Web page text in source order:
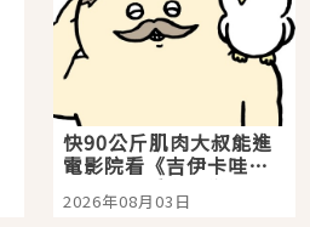
快90公斤肌肉大叔能進
電影院看《吉伊卡哇》
嗎？日本重金屬樂團
「打首」會長與nagano
2026年08月03日